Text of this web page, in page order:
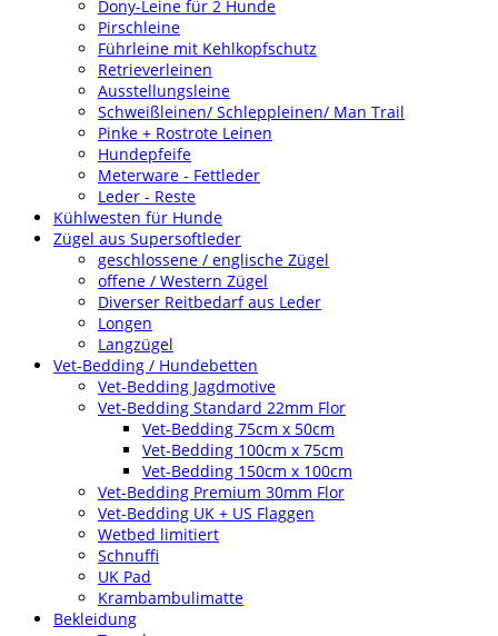
Dony-Leine für 2 Hunde
Pirschleine
Führleine mit Kehlkopfschutz
Retrieverleinen
Ausstellungsleine
Schweißleinen/ Schleppleinen/ Man Trail
Pinke + Rostrote Leinen
Hundepfeife
Meterware - Fettleder
Leder - Reste
Kühlwesten für Hunde
Zügel aus Supersoftleder
geschlossene / englische Zügel
offene / Western Zügel
Diverser Reitbedarf aus Leder
Longen
Langzügel
Vet-Bedding / Hundebetten
Vet-Bedding Jagdmotive
Vet-Bedding Standard 22mm Flor
Vet-Bedding 75cm x 50cm
Vet-Bedding 100cm x 75cm
Vet-Bedding 150cm x 100cm
Vet-Bedding Premium 30mm Flor
Vet-Bedding UK + US Flaggen
Wetbed limitiert
Schnuffi
UK Pad
Krambambulimatte
Bekleidung